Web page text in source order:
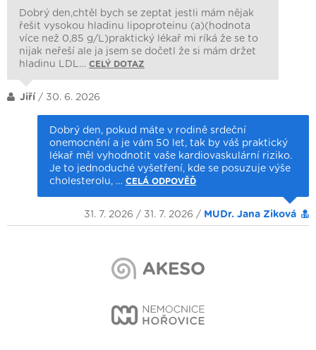
Dobrý den,chtěl bych se zeptat jestli mám nějak
řešit vysokou hladinu lipoproteinu (a)(hodnota
více než 0,85 g/L)praktický lékař mi ríká že se to
nijak neřeší ale ja jsem se dočetl že si mám držet
hladinu LDL… CELÝ DOTAZ
Jiří / 30. 6. 2026
Dobrý den, pokud máte v rodině srdeční
onemocnění a je vám 50 let, tak by váš praktický
lékař měl vyhodnotit vaše kardiovaskulární riziko.
Je to jednoduché vyšetření, kde se posuzuje výše
cholesterolu, … CELÁ ODPOVĚĎ
31. 7. 2026 / 31. 7. 2026 / MUDr. Jana Ziková